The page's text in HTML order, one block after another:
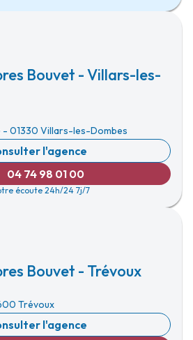
Bouvet - Villars-les-
- 01330 Villars-les-Dombes
l'agence
04 74 98 01 00
écoute 24h/24 7j/7
Bouvet - Trévoux
Trévoux
l'agence